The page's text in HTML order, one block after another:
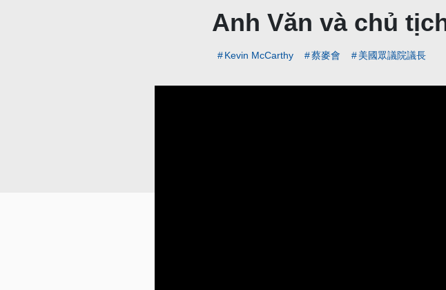
Anh Văn và chủ
Kevin McCarthy 蔡麥會 美國眾議院議長